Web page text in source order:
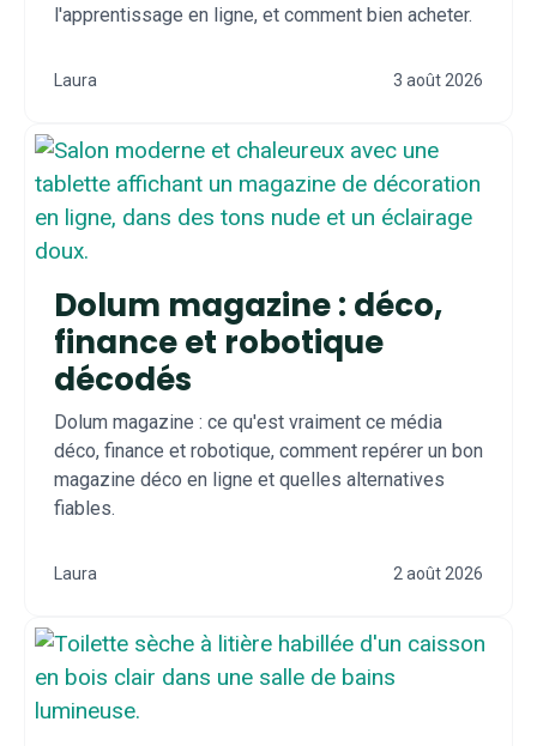
l'apprentissage en ligne, et comment bien acheter.
Laura 3 août 2026
Dolum magazine : déco,
finance et robotique
décodés
Dolum magazine : ce qu'est vraiment ce média
déco, finance et robotique, comment repérer un bon
magazine déco en ligne et quelles alternatives
fiables.
Laura 2 août 2026